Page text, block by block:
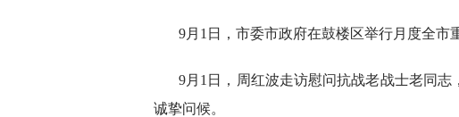
9月1日，市委市政府在鼓楼区举行月度全市
9月1日，周红波走访慰问抗战老战士老同
诚挚问候。